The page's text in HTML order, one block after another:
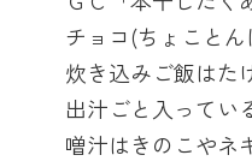
チョコ(ちょこと
炊き込みご飯はた
出汁ごと入ってい
噌汁はきのこやネ